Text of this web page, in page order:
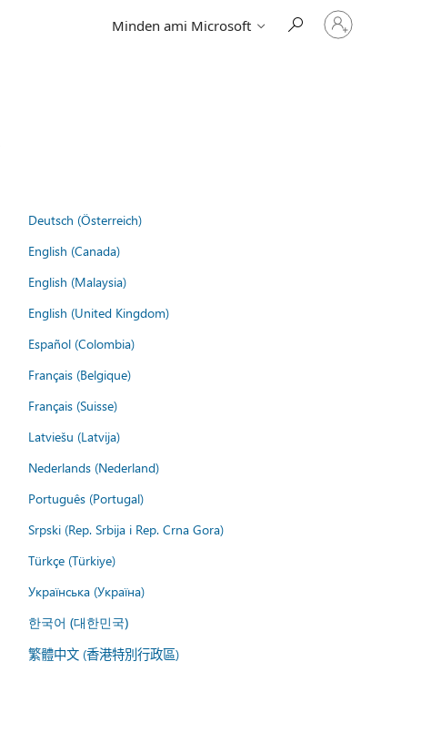
Minden ami Microsoft
Jelentkezzen
be
Deutsch (Österreich)
English (Canada)
English (Malaysia)
English (United Kingdom)
Español (Colombia)
Français (Belgique)
Français (Suisse)
Latviešu (Latvija)
Nederlands (Nederland)
Português (Portugal)
Srpski (Rep. Srbija i Rep. Crna Gora)
Türkçe (Türkiye)
Українська (Україна)
한국어 (대한민국)
繁體中文 (香港特別行政區)